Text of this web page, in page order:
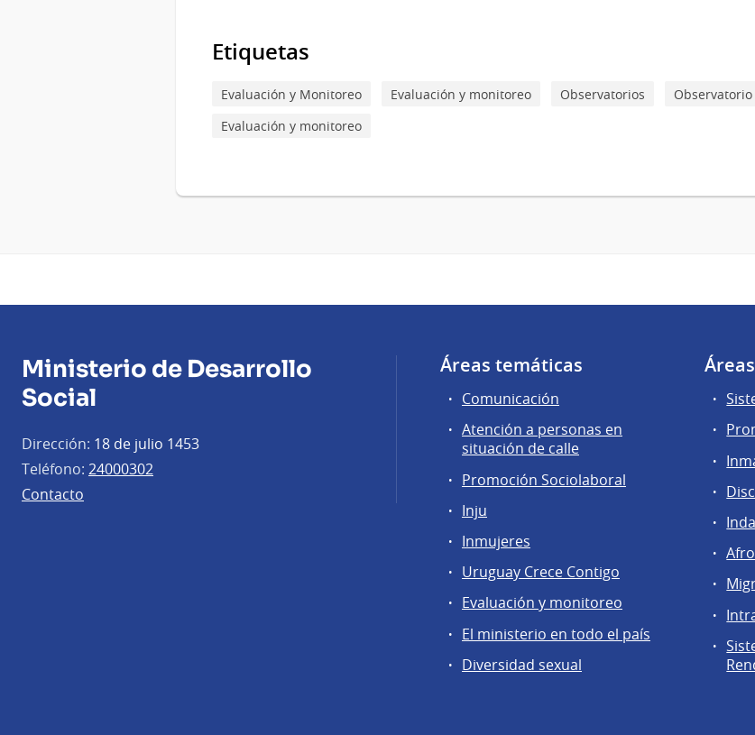
Etiquetas
Evaluación y Monitoreo Evaluación y monitoreo Observatorios Observatorio
Evaluación y monitoreo
Ministerio de Desarrollo
Social
Dirección: 18 de julio 1453
Teléfono: 24000302
Contacto
Áreas temáticas
Comunicación
Atención a personas en
situación de calle
Promoción Sociolaboral
Inju
Inmujeres
Uruguay Crece Contigo
Evaluación y monitoreo
El ministerio en todo el país
Diversidad sexual
Inda